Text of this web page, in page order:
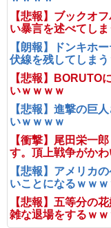
【悲報】ブックオ
い暴言を述べてし
【朗報】ドンキホ
伏線を残してしまう
【悲報】BORUTO
いｗｗｗｗ
【悲報】進撃の巨
いｗｗｗｗ
【衝撃】尾田栄一
す。頂上戦争がか
【悲報】アメリカ
いことになるｗｗｗ
【悲報】五等分の
雑な退場をするｗｗ